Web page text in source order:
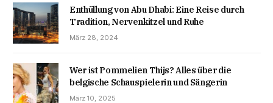
Enthüllung von Abu Dhabi: Eine Reise durch
Tradition, Nervenkitzel und Ruhe
März 28, 2024
Wer ist Pommelien Thijs? Alles über die
belgische Schauspielerin und Sängerin
März 10, 2025